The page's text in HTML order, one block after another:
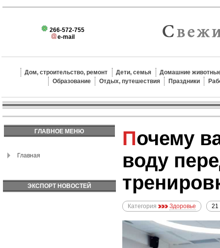
266-572-755
e-mail
Дом, строительство, ремонт Дети, семья
Домашние
Образование
Отдых, путешествия Праздники
ГЛАВНОЕ МЕНЮ
Главная
ЭКСПОРТ НОВОСТЕЙ
Почему важно пить
воду
Категория Здоровье 21